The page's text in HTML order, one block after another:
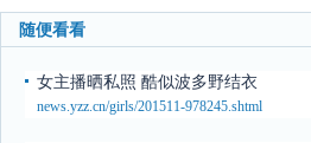
随便看看
女主播晒私照 酷似波多野结衣
news.yzz.cn/girls/201511-978245.shtml